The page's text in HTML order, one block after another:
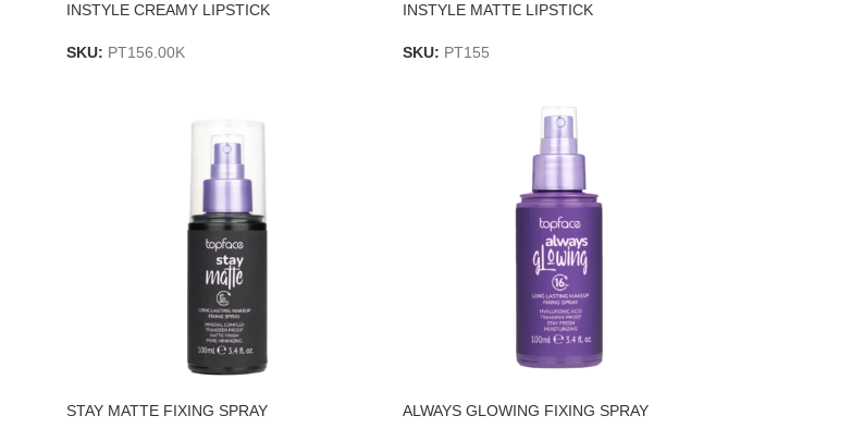
INSTYLE CREAMY LIPSTICK
SKU: PT156.00K
INSTYLE MATTE LIPSTICK
SKU: PT155
STAY MATTE FIXING SPRAY ALWAYS GLOWING FIXING SPRAY